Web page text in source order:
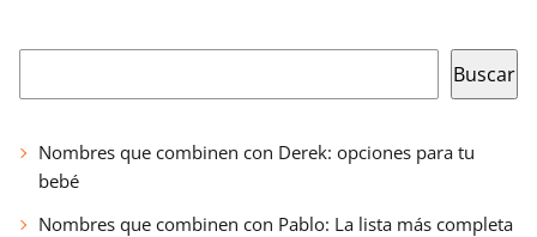
Buscar
Nombres que combinen con Derek: opciones para tu
bebé
Nombres que combinen con Pablo: La lista más completa